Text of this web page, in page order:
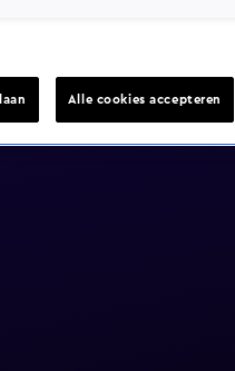
Alle cookies accepteren